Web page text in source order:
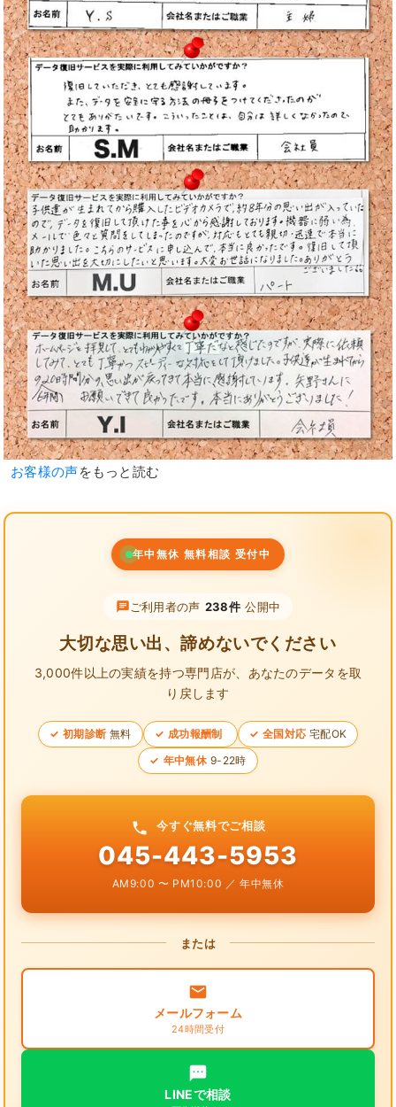
お客様の声をもっと読む
年中無休 無料相談 受付中
ご利用者の声 238件 公開中
大切な思い出、諦めないでください
3,000件以上の実績を持つ専門店が、 あなたのデータを取
り戻します
初期診断 無料 成功報酬制 全国対応 宅配OK
年中無休 9-22時
今すぐ無料でご相談
045-443-5953
AM9:00 〜 PM10:00 ／ 年中無休
または
メールフォーム
24時間受付
LINEで相談